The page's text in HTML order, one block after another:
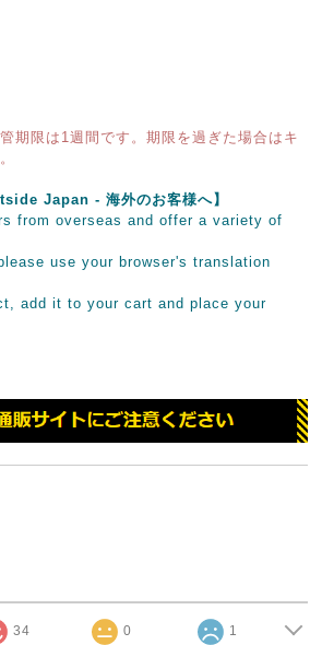
期限は1週間です。期限を過ぎた場合はキ
Japan - 海外のお客様へ】
from overseas and offer a variety of
use your browser's translation
add it to your cart and place your
34 0 1